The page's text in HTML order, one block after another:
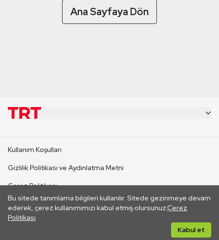
Ana Sayfaya Dön
Bu sitede tanımlama bilgileri kullanılır. Sitede gezinmeye devam
ederek, çerez kullanımımızı kabul etmiş olursunuz.Çerez
Politikası
Kabul et
CANLI YAYINLAR
Kullanım Koşulları
Gizlilik Politikası ve Aydınlatma Metni
Çerez Politikası
İletişim
Her hakkı saklıdır. ©2026 TRT. Bağlantı yoluyla gidilen dış